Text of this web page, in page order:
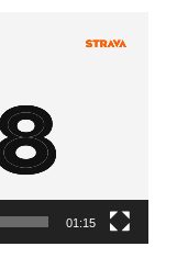
01:15